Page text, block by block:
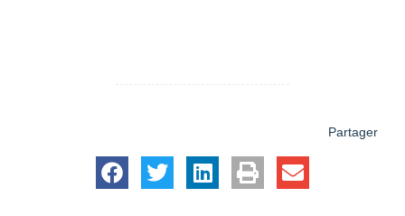
Partager